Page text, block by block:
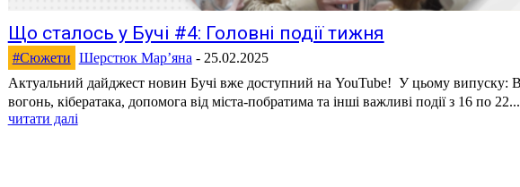
Що сталось у Бучі #4: Головні події тижня
#Сюжети Шерстюк Марʼяна - 25.02.2025
Актуальний дайджест новин Бучі вже доступний на YouTube! У цьому випуску: Вифлеємський
вогонь, кібератака, допомога від міста-побратима та інші важливі події з 16 по 22...
читати далі